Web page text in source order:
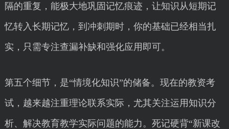
隔的重复，能极大地巩固记忆痕迹，让知识从短期记
忆转入长期记忆，到冲刺期时，你的基础已经相当扎
实，只需专注查漏补缺和强化应用即可。
第五个细节，是“情境化知识”的储备。现在的教资考
试，越来越注重理论联系实际，尤其关注运用知识分
析、解决教育教学实际问题的能力。死记硬背“新课改